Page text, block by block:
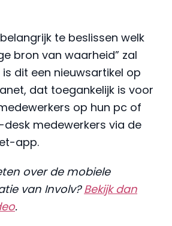
te beslissen welk
bron van waarheid” zal
is dit een nieuwsartikel op
dat toegankelijk is voor
op hun pc of
medewerkers via de
app.
over de mobiele
van Involv?Bekijk dan
.